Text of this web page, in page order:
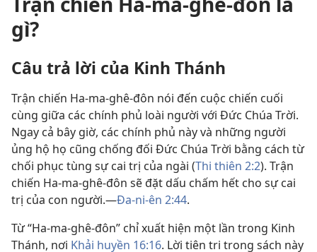
gì?
Câu trả lời của Kinh Thánh
Trận chiến Ha-ma-ghê-đôn nói đến cuộc chiến cuối
cùng giữa các chính phủ loài người với Đức Chúa Trời.
Ngay cả bây giờ, các chính phủ này và những người
ủng hộ họ cũng chống đối Đức Chúa Trời bằng cách từ
chối phục tùng sự cai trị của ngài (Thi thiên 2:2). Trận
chiến Ha-ma-ghê-đôn sẽ đặt dấu chấm hết cho sự cai
trị của con người.​—Đa-ni-ên 2:44.
Từ “Ha-ma-ghê-đôn” chỉ xuất hiện một lần trong Kinh
Thánh, nơi Khải huyền 16:16. Lời tiên tri trong sách này